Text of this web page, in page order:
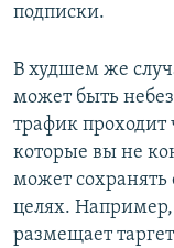
подписки.
В худшем же
может быть
трафик проходит
которые вы не
может сохранять
целях.
размещает